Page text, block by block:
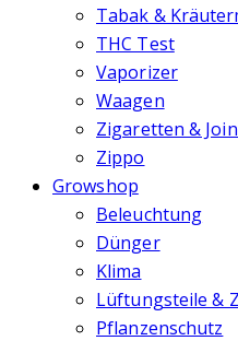
Tabak &
THC Test
Vaporizer
Waagen
Zigaretten &
Zippo
Growshop
Beleuchtung
Dünger
Klima
Lüftungsteile &
Pflanzenschutz